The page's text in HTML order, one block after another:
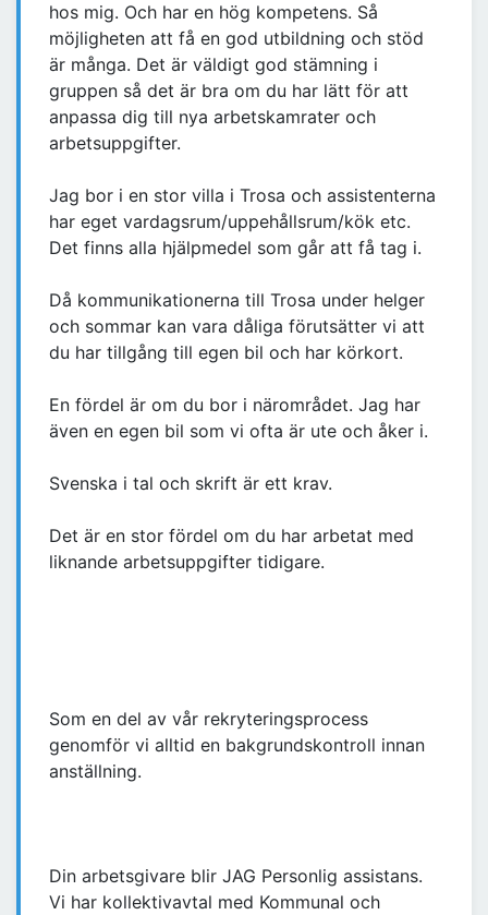
hos mig. Och har en hög kompetens. Så
möjligheten att få en god utbildning och stöd
är många. Det är väldigt god stämning i
gruppen så det är bra om du har lätt för att
anpassa dig till nya arbetskamrater och
arbetsuppgifter.
Jag bor i en stor villa i Trosa och assistenterna
har eget vardagsrum/uppehållsrum/kök etc.
Det finns alla hjälpmedel som går att få tag i.
Då kommunikationerna till Trosa under helger
och sommar kan vara dåliga förutsätter vi att
du har tillgång till egen bil och har körkort.
En fördel är om du bor i närområdet. Jag har
även en egen bil som vi ofta är ute och åker i.
Svenska i tal och skrift är ett krav.
Det är en stor fördel om du har arbetat med
liknande arbetsuppgifter tidigare.
Som en del av vår rekryteringsprocess
genomför vi alltid en bakgrundskontroll innan
anställning.
Din arbetsgivare blir JAG Personlig assistans.
Vi har kollektivavtal med Kommunal och